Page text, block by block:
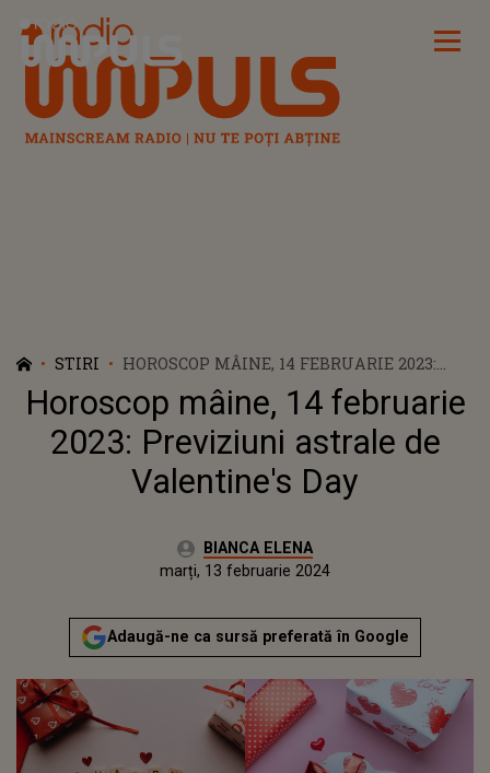
Radio Impuls
STIRI
HOROSCOP MÂINE, 14 FEBRUARIE 2023:
PREVIZIUNI ASTRALE DE VALENTINE'S DAY
Horoscop mâine, 14 februarie
2023: Previziuni astrale de
Valentine's Day
Autor:BIANCA ELENA
luni, 13 februarie 2023Actualizat:
marți, 13 februarie 2024
Adaugă-ne ca sursă preferată în Google